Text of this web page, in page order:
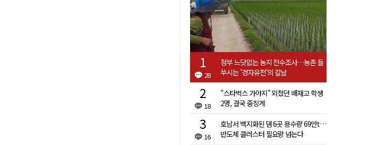
28
정부 느닷없는 농지 전수조사…농촌 들
쑤시는 '경자유전'의 칼날
18
"스타벅스 가야지" 외쳤던 배재고 학생
2명, 결국 중징계
16
호남서 백지화된 댐 6곳 용수량 69만t…
반도체 클러스터 필요량 넘는다